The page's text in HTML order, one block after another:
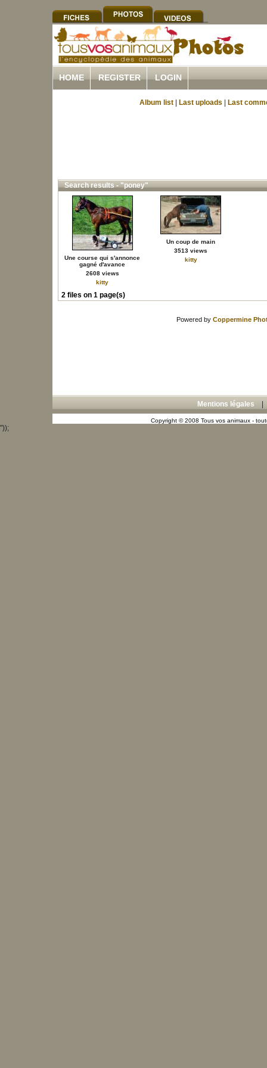
HOME REGISTER LOGIN
Album list Last uploads Last
Search results - "poney"
Une course qui s'annonce
gagné d'avance
2608 views
kitty
Un coup de main
3513 views
kitty
2 files on 1 page(s)
Powered by Coppermine
Mentions légales
Copyright © 2008 Tous vos animaux -
"));